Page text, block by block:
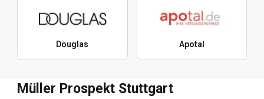
Douglas Apotal
Müller Prospekt Stuttgart